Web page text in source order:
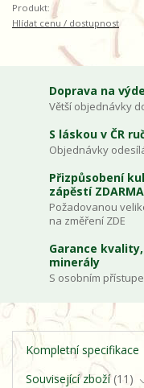
Produkt:
Hlídat cenu / dostupnost
Doprava na
Větší objednávky
S láskou v ČR
Objednávky
Přizpůsobení
zápěstí ZDARMA
Požadovanou
na změření ZDE
Garance
minerály
S osobním
Kompletní specifikace
Související zboží 11